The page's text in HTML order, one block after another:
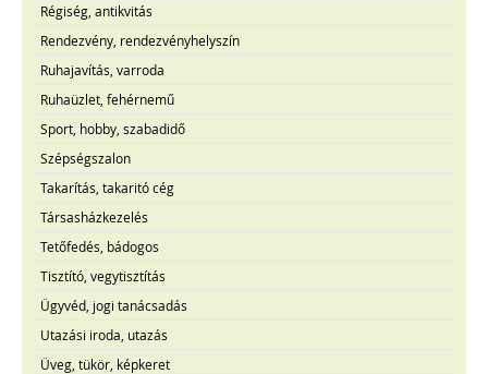
Régiség, antikvitás
Rendezvény, rendezvényhelyszín
Ruhajavítás, varroda
Ruhaüzlet, fehérnemű
Sport, hobby, szabadidő
Szépségszalon
Takarítás, takaritó cég
Társasházkezelés
Tetőfedés, bádogos
Tisztító, vegytisztítás
Ügyvéd, jogi tanácsadás
Utazási iroda, utazás
Üveg, tükör, képkeret